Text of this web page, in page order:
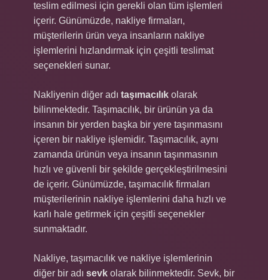
teslim edilmesi için gerekli olan tüm işlemleri
içerir. Günümüzde, nakliye firmaları,
müşterilerin ürün veya insanların nakliye
işlemlerini hızlandırmak için çeşitli teslimat
seçenekleri sunar.
Nakliyenin diğer adı taşımacılık olarak
bilinmektedir. Taşımacılık, bir ürünün ya da
insanın bir yerden başka bir yere taşınmasını
içeren bir nakliye işlemidir. Taşımacılık, aynı
zamanda ürünün veya insanın taşınmasının
hızlı ve güvenli bir şekilde gerçekleştirilmesini
de içerir. Günümüzde, taşımacılık firmaları
müşterilerinin nakliye işlemlerini daha hızlı ve
karlı hale getirmek için çeşitli seçenekler
sunmaktadır.
Nakliye, taşımacılık ve nakliye işlemlerinin
diğer bir adı sevk olarak bilinmektedir. Sevk, bir